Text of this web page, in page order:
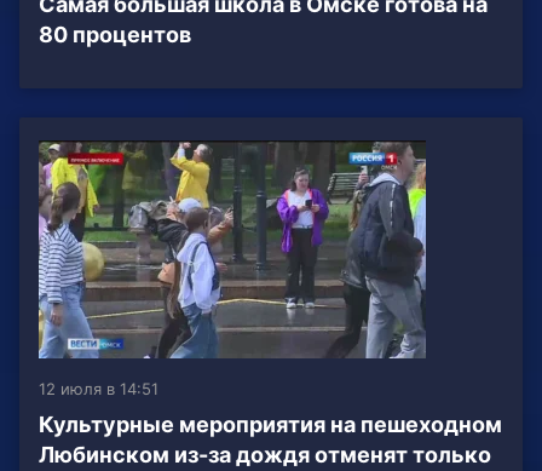
80 процентов
12 июля в 14:51
️Культурные мероприятия на пешеходном
Любинском из-за дождя отменят только